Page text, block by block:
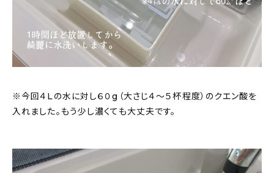
※今回４Lの水に対し６０g（大さじ４〜５杯程度）のクエン酸を
入れました。もう少し濃くても大丈夫です。